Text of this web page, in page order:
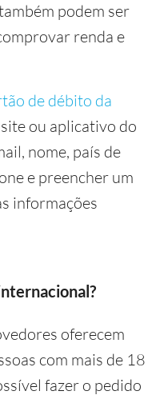
podem ser
renda e
de débito da
ou aplicativo do
nome, país de
e preencher um
informações
oferecem
com mais de 18
fazer o pedido